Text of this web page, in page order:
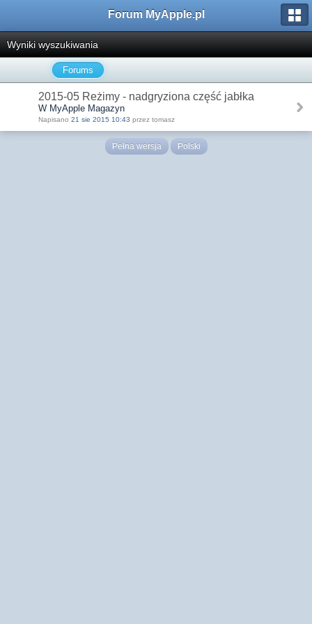
Forum MyApple.pl
Wyniki wyszukiwania
Forums
2015-05 Reżimy - nadgryziona część jabłka
W MyApple Magazyn
Napisano 21 sie 2015 10:43 przez tomasz
Pełna wersja Polski